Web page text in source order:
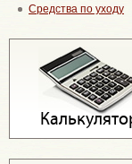
Средства по уходу